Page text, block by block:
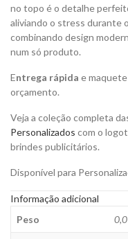
no topo é o detalhe
aliviando o stress durante
combinando design
num só produto.
Entrega rápida e
orçamento.
Veja a coleção completa
Personalizados com o
brindes publicitários.
Disponível para
Informação adicional
Peso